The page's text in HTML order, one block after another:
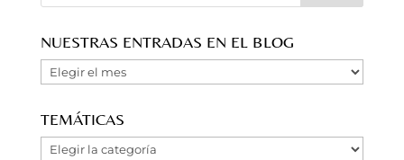
NUESTRAS ENTRADAS EN EL BLOG
Nuestras
Entradas
el
Blog
TEMÁTICAS
Temáticas